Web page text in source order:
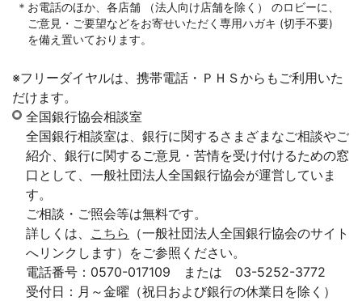
＊お電話のほか、各店舗 （法人向け店舗を除く） のロビーに、
ご意見・ご要望などをお寄せいただく専用ハガキ (切手不要)
を備え置いております。
※フリーダイヤルは、携帯電話・ＰＨＳからもご利用いた
だけます。
全国銀行協会相談室
全国銀行相談室は、銀行に関するさまざまなご相談やご
紹介、銀行に関するご意見・苦情を受け付けるための窓
口として、一般社団法人全国銀行協会が運営していま
す。
ご相談・ご照会等は無料です。
詳しくは、 こちら （一般社団法人全国銀行協会のサイト
へリンクします）をご参照ください。
電話番号：0570-017109 または 03-5252-3772
受付日：月～金曜（祝日および銀行の休業日を除く）